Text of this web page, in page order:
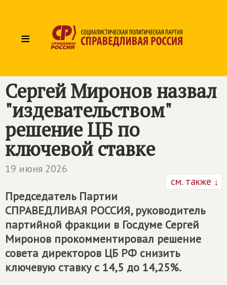
≡
Сергей Миронов назвал
"издевательством"
решение ЦБ по
ключевой ставке
19 июня 2026
см. также ↓
Председатель Партии
СПРАВЕДЛИВАЯ РОССИЯ, руководитель
партийной фракции в Госдуме Сергей
Миронов прокомментировал решение
совета директоров ЦБ РФ снизить
ключевую ставку с 14,5 до 14,25%.